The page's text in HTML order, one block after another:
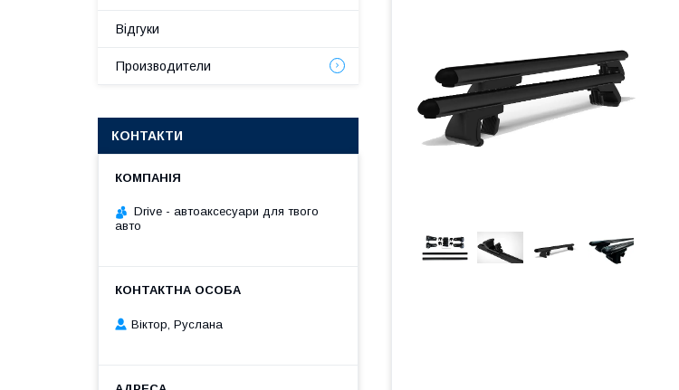
Відгуки
Производители
КОНТАКТИ
Drive - автоаксесуари для твого
авто
Віктор, Руслана